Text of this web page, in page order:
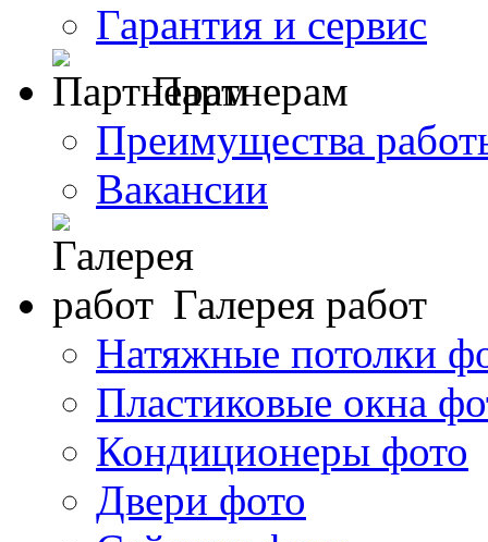
Гарантия и сервис
Партнерам
Преимущества
Вакансии
Галерея работ
Натяжные потолки
Пластиковые окна
Кондиционеры фото
Двери фото